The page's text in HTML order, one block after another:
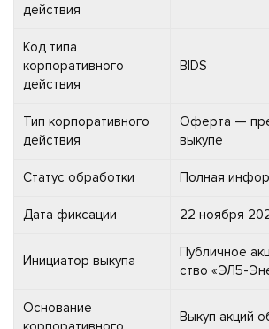
действия
Код типа
корпоративного
действия
BIDS
Тип корпоративного
действия
Оферта —
выкупе
Статус обработки Полная
Дата фиксации 22 ноября
Инициатор выкупа
Публичное
ство «ЭЛ5-
Основание
Выкуп акций